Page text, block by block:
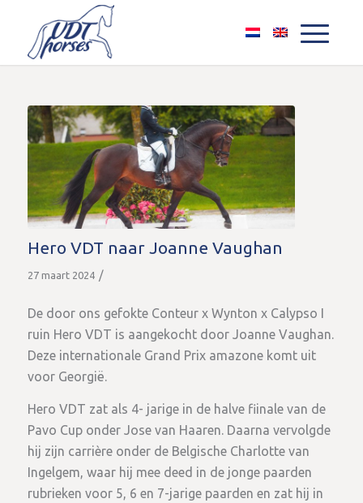
Hero VDT naar Joanne Vaughan
27 maart 2024 /
De door ons gefokte Conteur x Wynton x Calypso I
ruin Hero VDT is aangekocht door Joanne Vaughan.
Deze internationale Grand Prix amazone komt uit
voor Georgië.
Hero VDT zat als 4- jarige in de halve fiinale van de
Pavo Cup onder Jose van Haaren. Daarna vervolgde
hij zijn carrière onder de Belgische Charlotte van
Ingelgem, waar hij mee deed in de jonge paarden
rubrieken voor 5, 6 en 7-jarige paarden en zat hij in